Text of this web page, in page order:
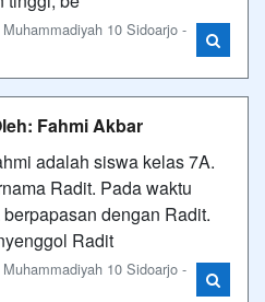
10 Sidoarjo -
Fahmi Akbar
adalah siswa kelas 7A.
Radit. Pada waktu
dengan Radit.
Radit
10 Sidoarjo -